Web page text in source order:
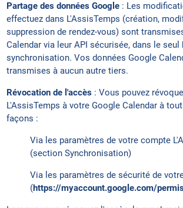
Partage des données Google : Les
effectuez dans L'AssisTemps (création,
suppression de rendez-vous) sont
Calendar via leur API sécurisée, dans le
synchronisation. Vos données Google
transmises à aucun autre tiers.
Révocation de l'accès : Vous pouvez
L'AssisTemps à votre Google Calendar à
façons :
Via les paramètres de votre compte
(section Synchronisation)
Via les paramètres de sécurité de
(https://myaccount.google.com/